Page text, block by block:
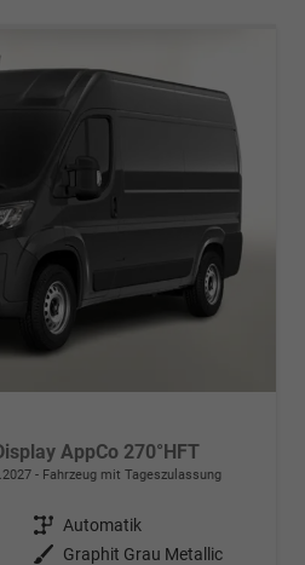
AppCo 270°HFT
Fahrzeug mit Tageszulassung
Getriebe Automatik
Außenfarbe Graphit Grau Metallic